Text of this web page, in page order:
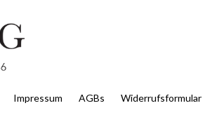
Impressum AGBs Widerrufsformular